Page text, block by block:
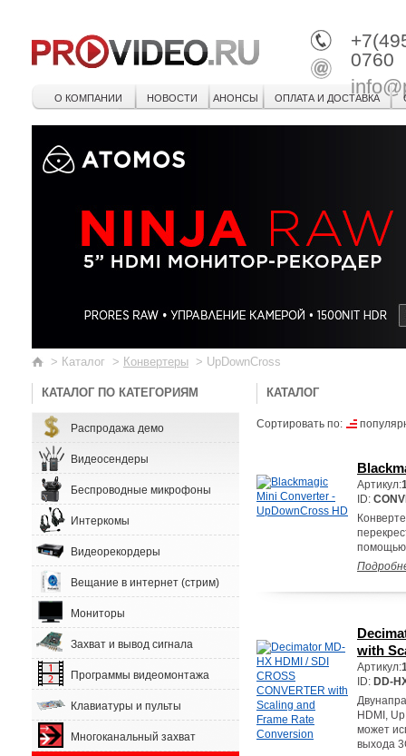
0760
О КОМПАНИИ НОВОСТИ АНОНСЫ ОПЛАТА И ДОСТАВКА
> Каталог > Конвертеры > UpDownCross
КАТАЛОГ ПО КАТЕГОРИЯМ
Распродажа демо
Видеосендеры
Беспроводные микрофоны
Интеркомы
Видеорекордеры
Вещание в интернет (стрим)
Мониторы
Захват и вывод сигнала
Программы видеомонтажа
Клавиатуры и пульты
Многоканальный захват
КАТАЛОГ
Сортировать по:
Артикул:
ID:
помощью
with
Артикул:
ID: DD-
HDMI,
может
выхода